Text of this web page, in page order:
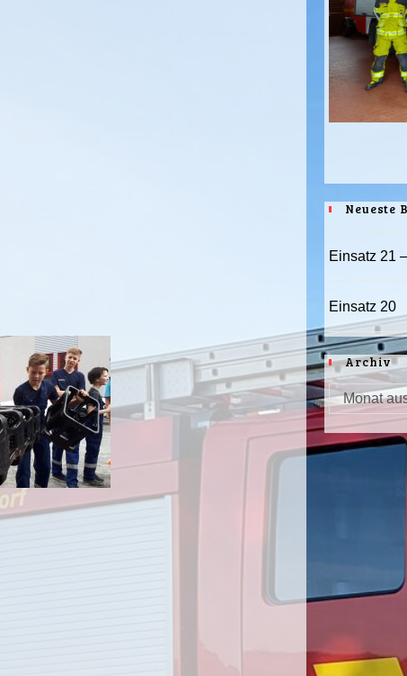
Neueste
Einsatz 21
Einsatz 20
Archiv
Archiv
Monat